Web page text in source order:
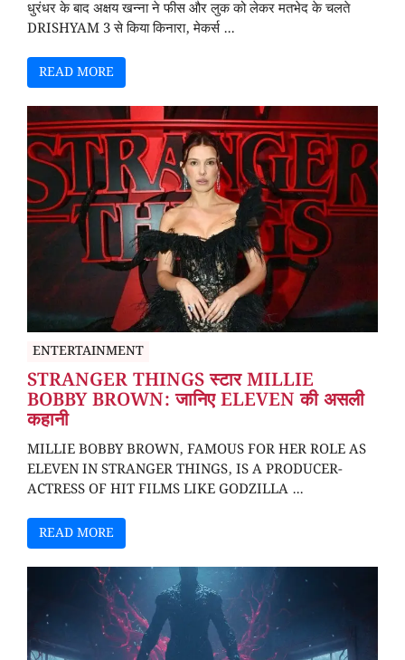
धुरंधर के बाद अक्षय खन्ना ने फीस और लुक को लेकर मतभेद के चलते
DRISHYAM 3 से किया किनारा, मेकर्स ...
READ MORE
ENTERTAINMENT
STRANGER THINGS स्टार MILLIE
BOBBY BROWN: जानिए ELEVEN की असली
कहानी
MILLIE BOBBY BROWN, FAMOUS FOR HER ROLE AS
ELEVEN IN STRANGER THINGS, IS A PRODUCER-
ACTRESS OF HIT FILMS LIKE GODZILLA ...
READ MORE